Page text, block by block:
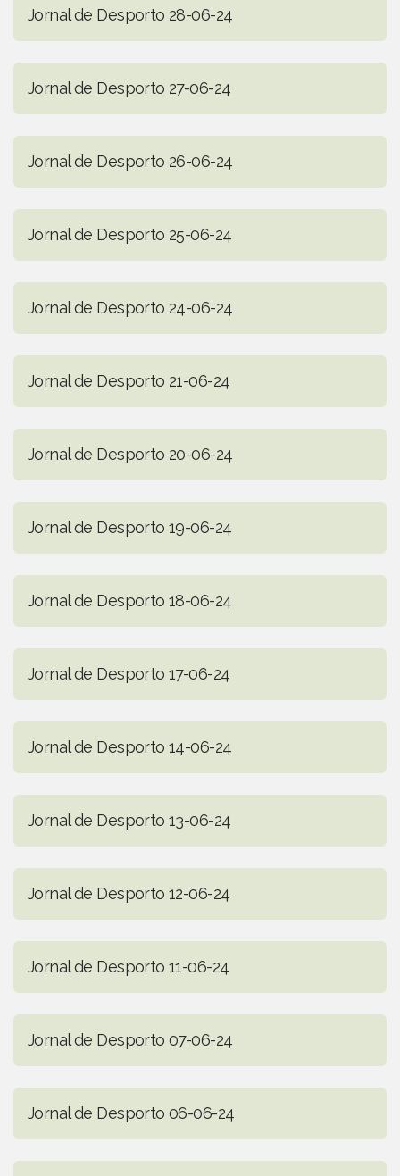
Jornal de Desporto 28-06-24
Jornal de Desporto 27-06-24
Jornal de Desporto 26-06-24
Jornal de Desporto 25-06-24
Jornal de Desporto 24-06-24
Jornal de Desporto 21-06-24
Jornal de Desporto 20-06-24
Jornal de Desporto 19-06-24
Jornal de Desporto 18-06-24
Jornal de Desporto 17-06-24
Jornal de Desporto 14-06-24
Jornal de Desporto 13-06-24
Jornal de Desporto 12-06-24
Jornal de Desporto 11-06-24
Jornal de Desporto 07-06-24
Jornal de Desporto 06-06-24